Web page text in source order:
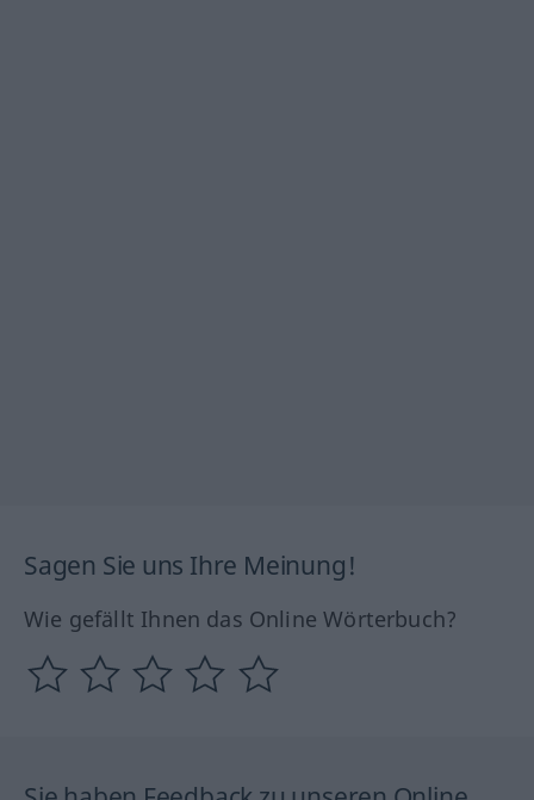
Sagen Sie uns Ihre Meinung!
Wie gefällt Ihnen das Online Wörterbuch?